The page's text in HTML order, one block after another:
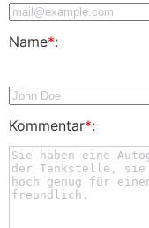
Name*:
Kommentar*: